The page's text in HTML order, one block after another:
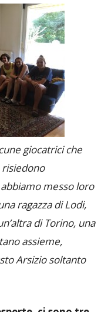
giocatrici che
ragazza di Lodi,
Arsizio soltanto